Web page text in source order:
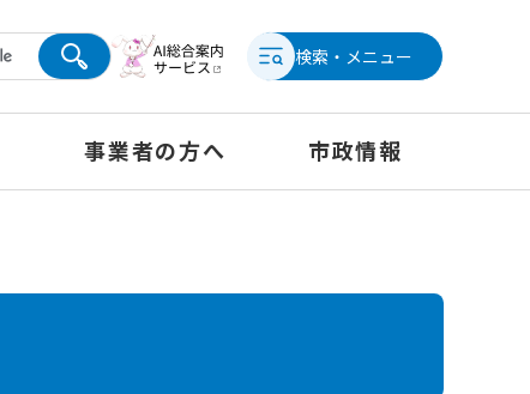
検索・メニュー
事業者の方へ 市政情報